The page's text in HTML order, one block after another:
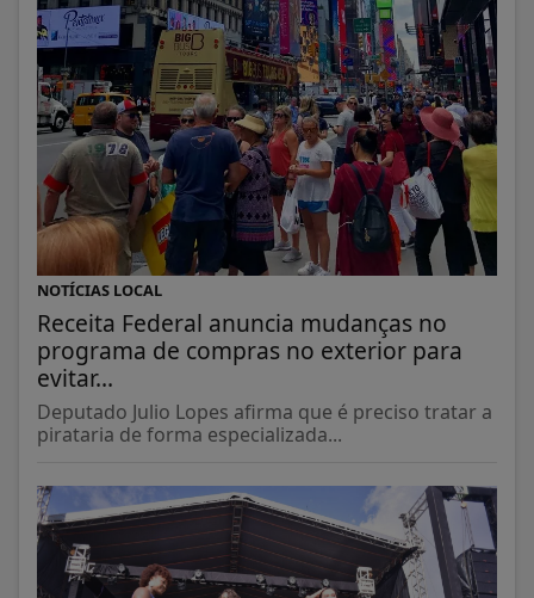
NOTÍCIAS LOCAL
Receita Federal anuncia mudanças no
programa de compras no exterior para
evitar...
Deputado Julio Lopes afirma que é preciso tratar a
pirataria de forma especializada...